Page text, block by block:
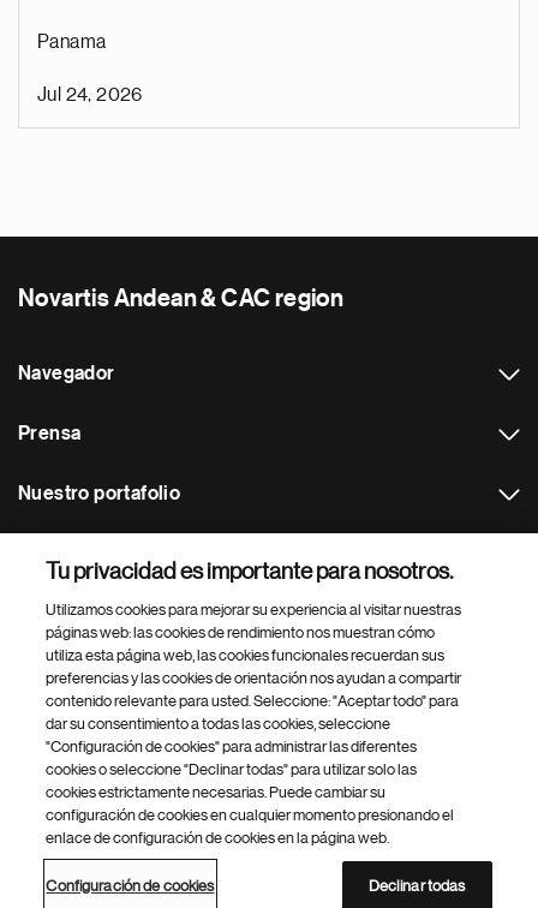
Panama
Jul 24, 2026
Novartis Andean & CAC region
Navegador
Prensa
Nuestro portafolio
Footer Site Search
inferior
del
© 2026 Novartis AG
Política de privacidad Términos de uso
Accesibilidad
Configuración de cookies
Mapa del sitio
Tu privacidad es importante para nosotros.
Utilizamos cookies para mejorar su experiencia al visitar nuestras
páginas web: las cookies de rendimiento nos muestran cómo
utiliza esta página web, las cookies funcionales recuerdan sus
preferencias y las cookies de orientación nos ayudan a compartir
contenido relevante para usted. Seleccione: "Aceptar todo" para
dar su consentimiento a todas las cookies, seleccione
"Configuración de cookies" para administrar las diferentes
cookies o seleccione "Declinar todas" para utilizar solo las
cookies estrictamente necesarias. Puede cambiar su
configuración de cookies en cualquier momento presionando el
enlace de configuración de cookies en la página web.
Configuración de cookies Declinar todas